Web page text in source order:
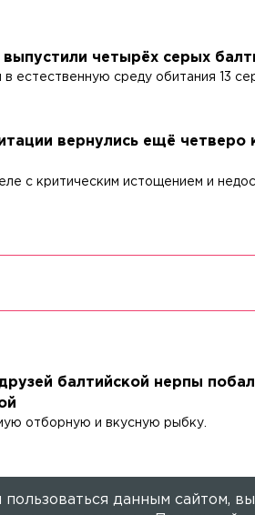
четырёх серых
естественную среду обитания 13
вернулись ещё
с критическим истощением и
балтийской нерпы
отборную и вкусную рыбку.
данным сайтом,